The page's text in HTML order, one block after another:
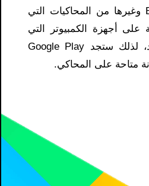
Memeu وBlueStacks وغيرها من المحاكيات التي
على أجهزة الكمبيوتر التي
تعمل بنظام الأندرويد، لذلك ستجد Google Play
متاحة على المحاكي.